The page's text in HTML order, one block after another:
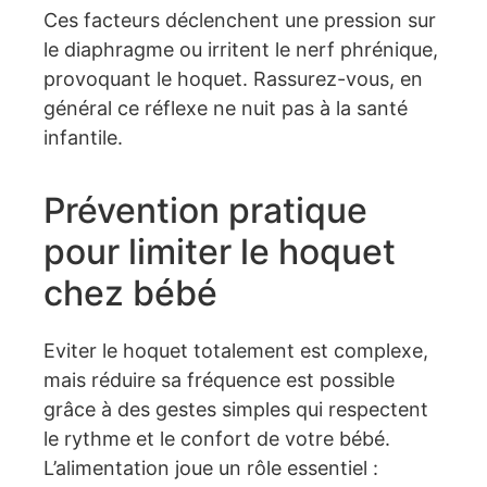
Ces facteurs déclenchent une pression sur
le diaphragme ou irritent le nerf phrénique,
provoquant le hoquet. Rassurez-vous, en
général ce réflexe ne nuit pas à la santé
infantile.
Prévention pratique
pour limiter le hoquet
chez bébé
Eviter le hoquet totalement est complexe,
mais réduire sa fréquence est possible
grâce à des gestes simples qui respectent
le rythme et le confort de votre bébé.
L’alimentation joue un rôle essentiel :